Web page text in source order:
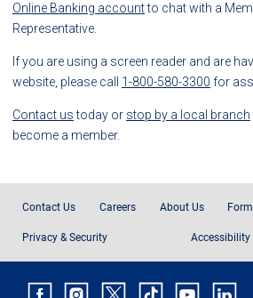
Online Banking accountto chat with a
Representative.
If you are using a screen reader and are
website, please call 1-800-580-3300 for
Contact ustoday or stop by a local branch
become a member.
Contact Us Careers About Us
Privacy & Security Accessibility